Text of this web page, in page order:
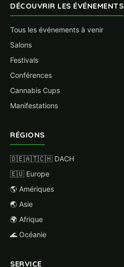
DÉCOUVRIR LES ÉVÉNEMENTS
Tous les événements à venir
Salons
Festivals
Conférences
Cannabis Cups
Manifestations
RÉGIONS
🇩🇪🇦🇹🇨🇭 DACH
🇪🇺 Europe
🌎 Amériques
🌏 Asie
🌍 Afrique
🌊 Océanie
SERVICE